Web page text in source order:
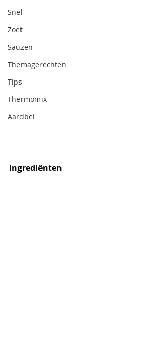
Snel
Zoet
Sauzen
Themagerechten
Tips
Thermomix
Aardbei
Ingrediënten